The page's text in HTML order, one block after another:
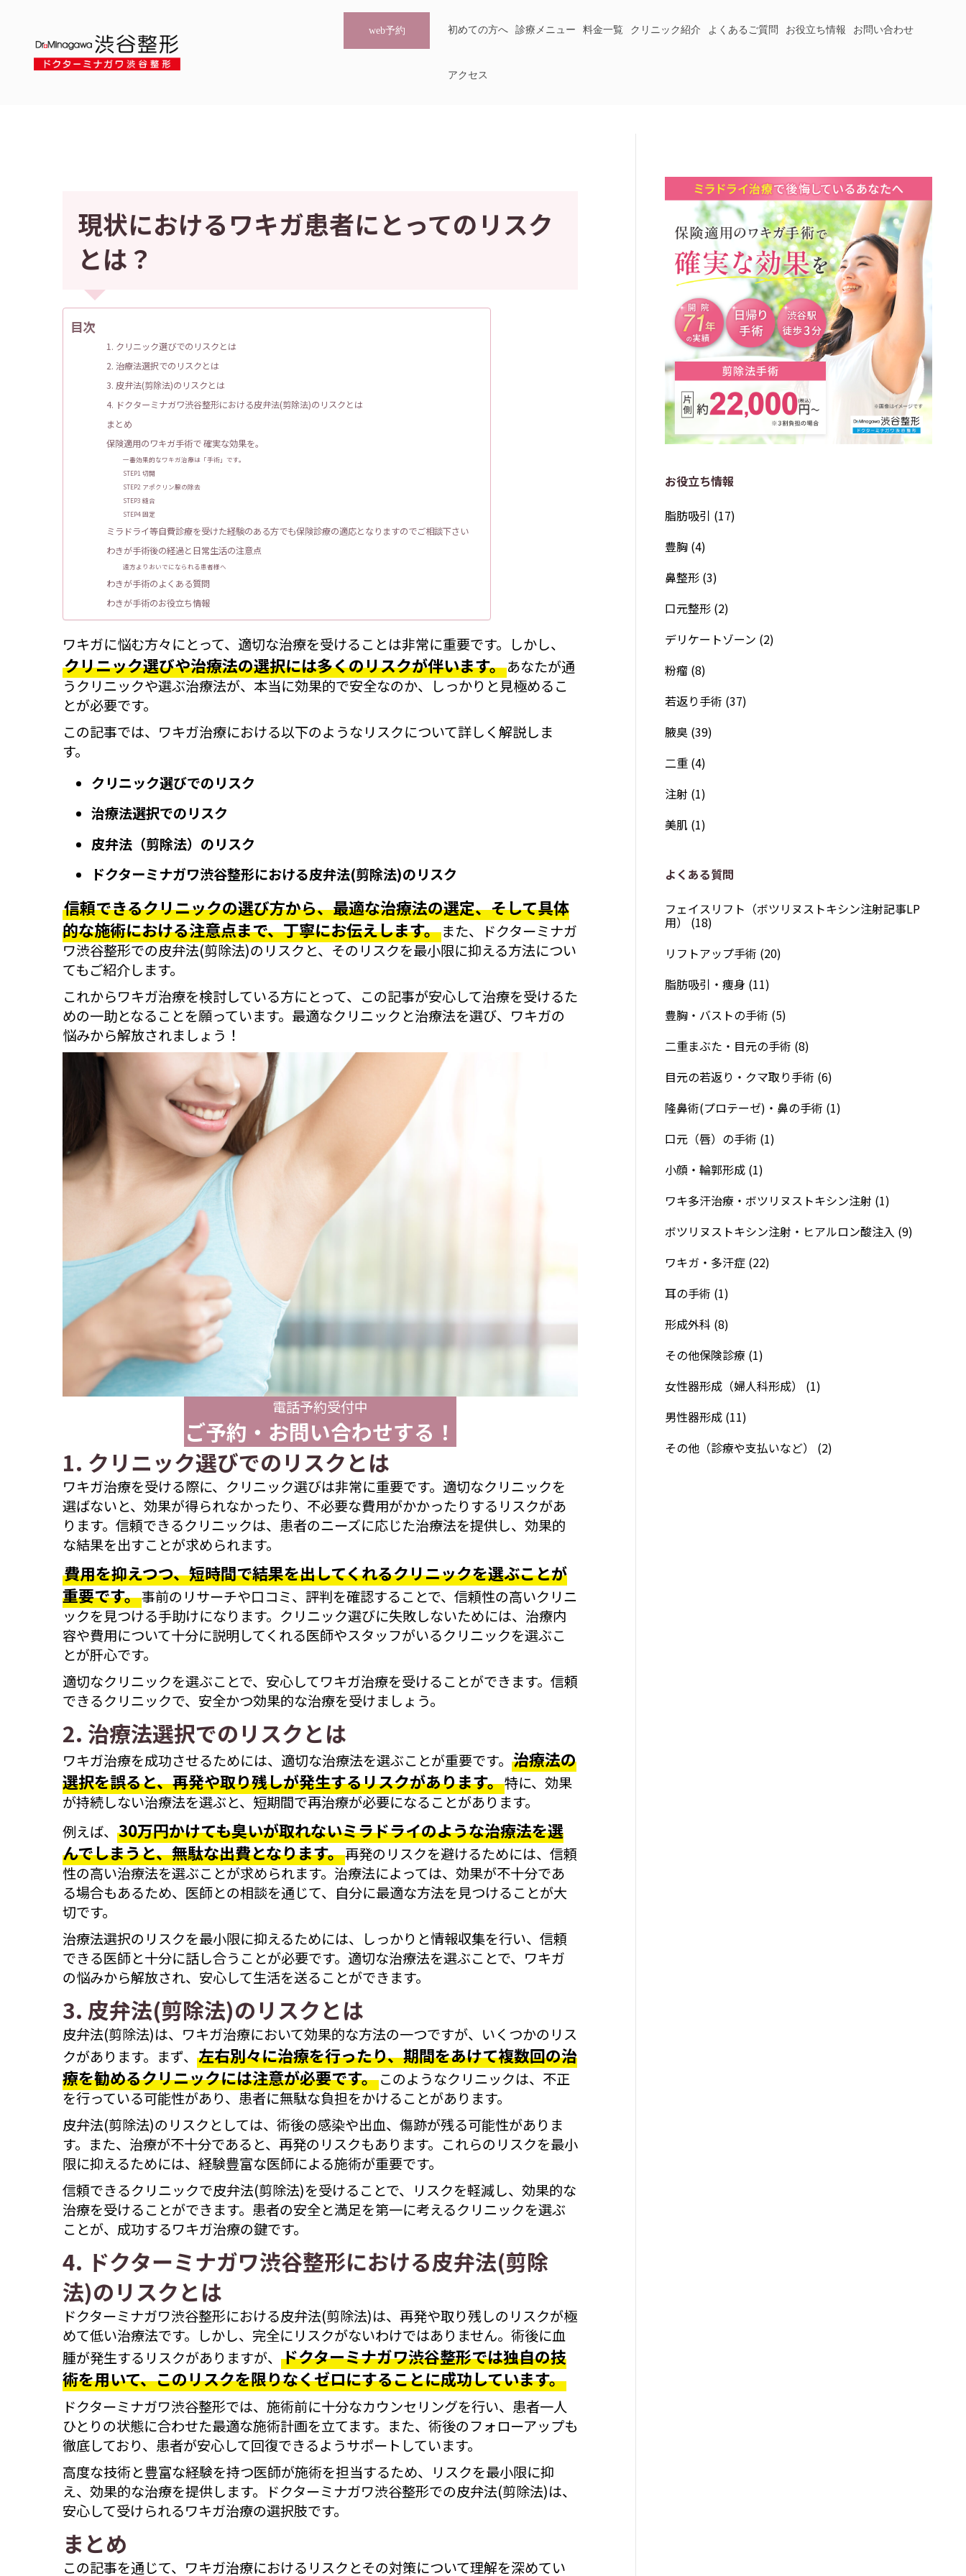
web予約 初めての方へ 診療メニュー 料金一覧 クリニック紹介 よくあるご質問 お役立ち情報 お問い合わせ
アクセス
現状におけるワキガ患者にとってのリスク
とは？
目次
1. クリニック選びでのリスクとは
2. 治療法選択でのリスクとは
3. 皮弁法(剪除法)のリスクとは
4. ドクターミナガワ渋谷整形における皮弁法(剪除法)のリスクとは
まとめ
保険適用のワキガ手術で 確実な効果を。
一番効果的なワキガ治療は「手術」です。
STEP1 切開
STEP2 アポクリン腺の除去
STEP3 縫合
STEP4 固定
ミラドライ等自費診療を受けた経験のある方でも保険診療の適応となりますのでご相談下さい
わきが手術後の経過と日常生活の注意点
遠方よりおいでになられる患者様へ
わきが手術のよくある質問
わきが手術のお役立ち情報
ワキガに悩む方々にとって、適切な治療を受けることは非常に重要です。しかし、
クリニック選びや治療法の選択には多くのリスクが伴います。あなたが通
うクリニックや選ぶ治療法が、本当に効果的で安全なのか、しっかりと見極めるこ
とが必要です。
この記事では、ワキガ治療における以下のようなリスクについて詳しく解説しま
す。
クリニック選びでのリスク
治療法選択でのリスク
皮弁法（剪除法）のリスク
ドクターミナガワ渋谷整形における皮弁法(剪除法)のリスク
信頼できるクリニックの選び方から、最適な治療法の選定、そして具体
的な施術における注意点まで、丁寧にお伝えします。また、ドクターミナガ
ワ渋谷整形での皮弁法(剪除法)のリスクと、そのリスクを最小限に抑える方法につい
てもご紹介します。
これからワキガ治療を検討している方にとって、この記事が安心して治療を受けるた
めの一助となることを願っています。最適なクリニックと治療法を選び、ワキガの
悩みから解放されましょう！
電話予約受付中
ご予約・お問い合わせする！
1. クリニック選びでのリスクとは
ワキガ治療を受ける際に、クリニック選びは非常に重要です。適切なクリニックを
選ばないと、効果が得られなかったり、不必要な費用がかかったりするリスクがあ
ります。信頼できるクリニックは、患者のニーズに応じた治療法を提供し、効果的
な結果を出すことが求められます。
費用を抑えつつ、短時間で結果を出してくれるクリニックを選ぶことが
重要です。事前のリサーチや口コミ、評判を確認することで、信頼性の高いクリニ
ックを見つける手助けになります。クリニック選びに失敗しないためには、治療内
容や費用について十分に説明してくれる医師やスタッフがいるクリニックを選ぶこ
とが肝心です。
適切なクリニックを選ぶことで、安心してワキガ治療を受けることができます。信頼
できるクリニックで、安全かつ効果的な治療を受けましょう。
2. 治療法選択でのリスクとは
ワキガ治療を成功させるためには、適切な治療法を選ぶことが重要です。 治療法の
選択を誤ると、再発や取り残しが発生するリスクがあります。特に、効果
が持続しない治療法を選ぶと、短期間で再治療が必要になることがあります。
例えば、 30万円かけても臭いが取れないミラドライのような治療法を選
んでしまうと、無駄な出費となります。再発のリスクを避けるためには、信頼
性の高い治療法を選ぶことが求められます。治療法によっては、効果が不十分であ
る場合もあるため、医師との相談を通じて、自分に最適な方法を見つけることが大
切です。
治療法選択のリスクを最小限に抑えるためには、しっかりと情報収集を行い、信頼
できる医師と十分に話し合うことが必要です。適切な治療法を選ぶことで、ワキガ
の悩みから解放され、安心して生活を送ることができます。
3. 皮弁法(剪除法)のリスクとは
皮弁法(剪除法)は、ワキガ治療において効果的な方法の一つですが、いくつかのリス
クがあります。まず、 左右別々に治療を行ったり、期間をあけて複数回の治
療を勧めるクリニックには注意が必要です。このようなクリニックは、不正
を行っている可能性があり、患者に無駄な負担をかけることがあります。
皮弁法(剪除法)のリスクとしては、術後の感染や出血、傷跡が残る可能性がありま
す。また、治療が不十分であると、再発のリスクもあります。これらのリスクを最小
限に抑えるためには、経験豊富な医師による施術が重要です。
信頼できるクリニックで皮弁法(剪除法)を受けることで、リスクを軽減し、効果的な
治療を受けることができます。患者の安全と満足を第一に考えるクリニックを選ぶ
ことが、成功するワキガ治療の鍵です。
4. ドクターミナガワ渋谷整形における皮弁法(剪除
法)のリスクとは
ドクターミナガワ渋谷整形における皮弁法(剪除法)は、再発や取り残しのリスクが極
めて低い治療法です。しかし、完全にリスクがないわけではありません。術後に血
腫が発生するリスクがありますが、 ドクターミナガワ渋谷整形では独自の技
術を用いて、このリスクを限りなくゼロにすることに成功しています。
ドクターミナガワ渋谷整形では、施術前に十分なカウンセリングを行い、患者一人
ひとりの状態に合わせた最適な施術計画を立てます。また、術後のフォローアップも
徹底しており、患者が安心して回復できるようサポートしています。
高度な技術と豊富な経験を持つ医師が施術を担当するため、リスクを最小限に抑
え、効果的な治療を提供します。ドクターミナガワ渋谷整形での皮弁法(剪除法)は、
安心して受けられるワキガ治療の選択肢です。
まとめ
この記事を通じて、ワキガ治療におけるリスクとその対策について理解を深めてい
お役立ち情報
脂肪吸引 (17)
豊胸 (4)
鼻整形 (3)
口元整形 (2)
デリケートゾーン (2)
粉瘤 (8)
若返り手術 (37)
腋臭 (39)
二重 (4)
注射 (1)
美肌 (1)
よくある質問
フェイスリフト（ボツリヌストキシン注射記事LP
用）
(18)
リフトアップ手術 (20)
脂肪吸引・痩身 (11)
豊胸・バストの手術 (5)
二重まぶた・目元の手術 (8)
目元の若返り・クマ取り手術 (6)
隆鼻術(プロテーゼ)・鼻の手術 (1)
口元（唇）の手術 (1)
小顔・輪郭形成 (1)
ワキ多汗治療・ボツリヌストキシン注射 (1)
ボツリヌストキシン注射・ヒアルロン酸注入 (9)
ワキガ・多汗症 (22)
耳の手術 (1)
形成外科 (8)
その他保険診療 (1)
女性器形成（婦人科形成）
(1)
男性器形成 (11)
その他（診療や支払いなど）
(2)